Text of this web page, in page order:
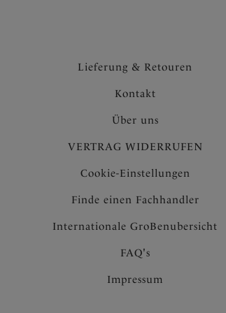
Lieferung & Retouren
Kontakt
Über uns
VERTRAG WIDERRUFEN
Cookie-Einstellungen
Finde einen Fachhandler
Internationale GroBenubersicht
FAQ's
Impressum